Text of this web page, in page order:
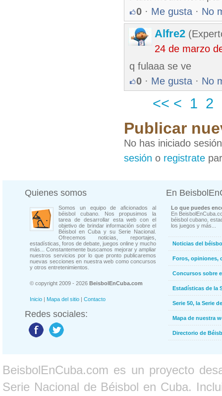
0 · Me gusta · No
Alfre2
24 de marzo
q fulaaa se ve
0 · Me gusta · No
<< < 1 2
Publicar
No has iniciado
sesión o registrate
Quienes somos
Somos un equipo de aficionados al
béisbol cubano. Nos propusimos la
tarea de desarrollar esta web con el
objetivo de brindar información sobre el
Béisbol en Cuba y su Serie Nacional.
Ofrecemos noticias, reportajes,
estadísticas, foros de debate, juegos online y mucho
más... Constantemente buscamos mejorar y ampliar
nuestros servicios por lo que pronto publicaremos
nuevas secciones en nuestra web como concursos
y otros entretenimientos.
© copyright 2009 - 2026 BeisbolEnCuba.com
Inicio | Mapa del sitio | Contacto
Redes sociales:
En
Lo que puedes
En
béisbol cubano,
los juegos y más...
Noticias del
Foros, opiniones,
Concursos sobre
Estadísticas de la
Serie 50, la Serie
Mapa de nuestra
Directorio de
BeisbolEnCuba.com es un proyecto
Serie Nacional de Béisbol en Cuba.